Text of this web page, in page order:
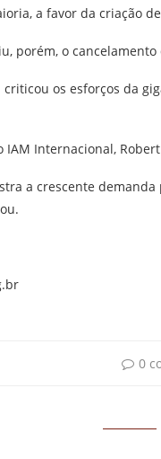
a favor da criação
porém, o
criticou os esforços da
IAM Internacional,
a crescente
0